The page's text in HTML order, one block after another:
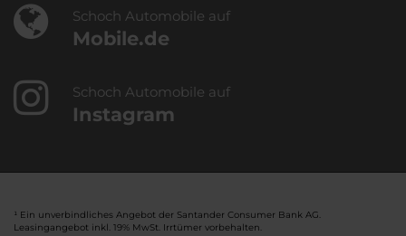
Schoch Automobile auf
Mobile.de
Schoch Automobile auf
Instagram
¹ Ein unverbindliches Angebot der Santander Consumer Bank AG.
Leasingangebot inkl. 19% MwSt. Irrtümer vorbehalten.